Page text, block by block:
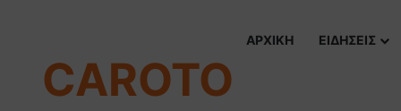
CAROTO
ΑΡΧΙΚΗ ΕΙΔΗΣΕΙΣ